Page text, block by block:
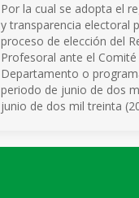
Por la cual se adopta el
y transparencia electoral
proceso de elección del
Profesoral ante el Comité
Departamento o
periodo de junio de dos
junio de dos mil treinta